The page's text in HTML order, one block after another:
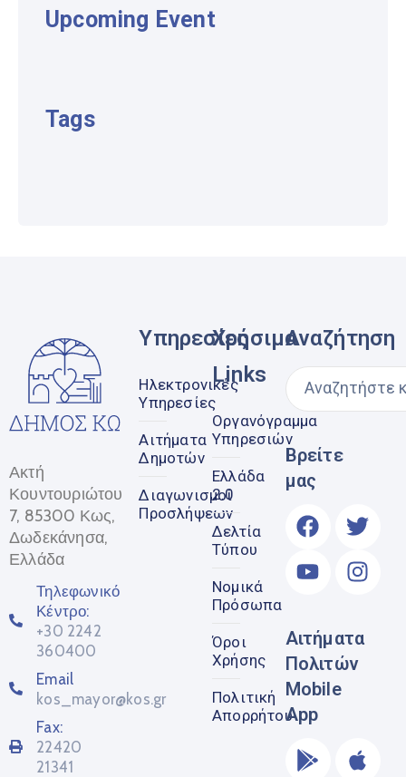
Upcoming Event
Tags
Ακτή
Κουντουριώτου
7, 85300 Κως,
Δωδεκάνησα,
Ελλάδα
Τηλεφωνικό
Κέντρο:
+30 2242
360400
Email
kos_mayor@kos.gr
Fax:
22420
21341
Υπηρεσίες
Ηλεκτρονικές
Υπηρεσίες
Αιτήματα
Δημοτών
Διαγωνισμοί
Προσλήψεων
Χρήσιμα
Links
Οργανόγραμμα
Υπηρεσιών
Ελλάδα
2.0
Δελτία
Τύπου
Νομικά
Πρόσωπα
Όροι
Χρήσης
Πολιτική
Απορρήτου
Αναζήτηση
Βρείτε
μας
Αιτήματα
Πολιτών
Mobile
App